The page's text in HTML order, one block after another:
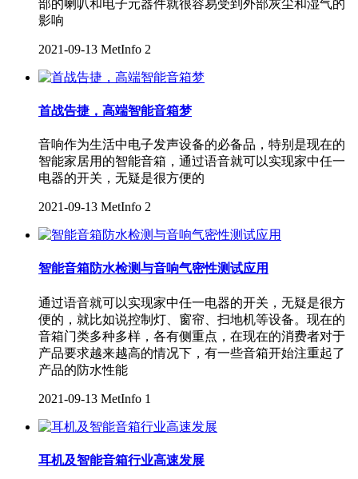
部的喇叭和电子元器件就很容易受到外部灰尘和湿气的
影响
2021-09-13 MetInfo 2
首战告捷，高端智能音箱梦
音响作为生活中电子发声设备的必备品，特别是现在的
智能家居用的智能音箱，通过语音就可以实现家中任一
电器的开关，无疑是很方便的
2021-09-13 MetInfo 2
智能音箱防水检测与音响气密性测试应用
通过语音就可以实现家中任一电器的开关，无疑是很方
便的，就比如说控制灯、窗帘、扫地机等设备。现在的
音箱门类多种多样，各有侧重点，在现在的消费者对于
产品要求越来越高的情况下，有一些音箱开始注重起了
产品的防水性能
2021-09-13 MetInfo 1
耳机及智能音箱行业高速发展